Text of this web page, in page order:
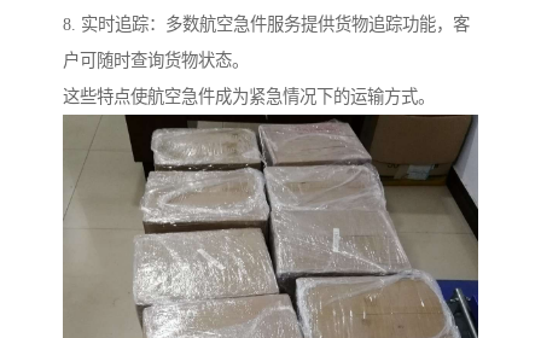
8. 实时追踪：多数航空急件服务提供货物追踪功能，客
户可随时查询货物状态。
这些特点使航空急件成为紧急情况下的运输方式。